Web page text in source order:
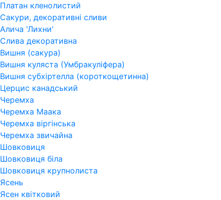
Платан кленолистий
Сакури, декоративні сливи
Алича 'Лихни'
Слива декоративна
Вишня (сакура)
Вишня куляста (Умбракуліфера)
Вишня субхіртелла (короткощетинна)
Церцис канадський
Черемха
Черемха Маака
Черемха віргінська
Черемха звичайна
Шовковиця
Шовковиця біла
Шовковиця крупнолиста
Ясень
Ясен квітковий